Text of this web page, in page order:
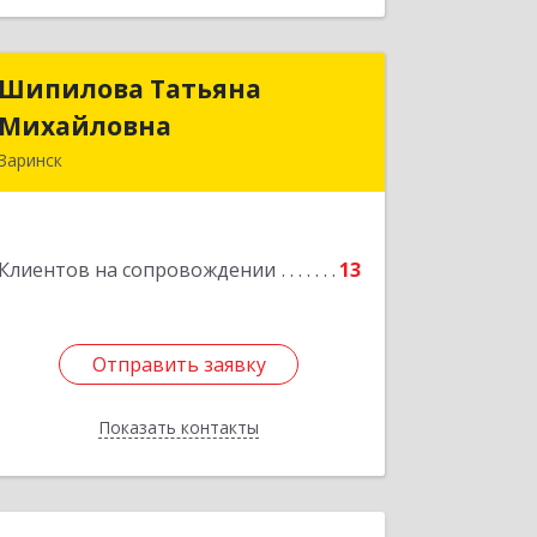
Шипилова Татьяна
Михайловна
Клиентов на сопровождении 13
Отправить заявку
Показать контакты
Шипилова Татьяна
Отправить заявку
Назад